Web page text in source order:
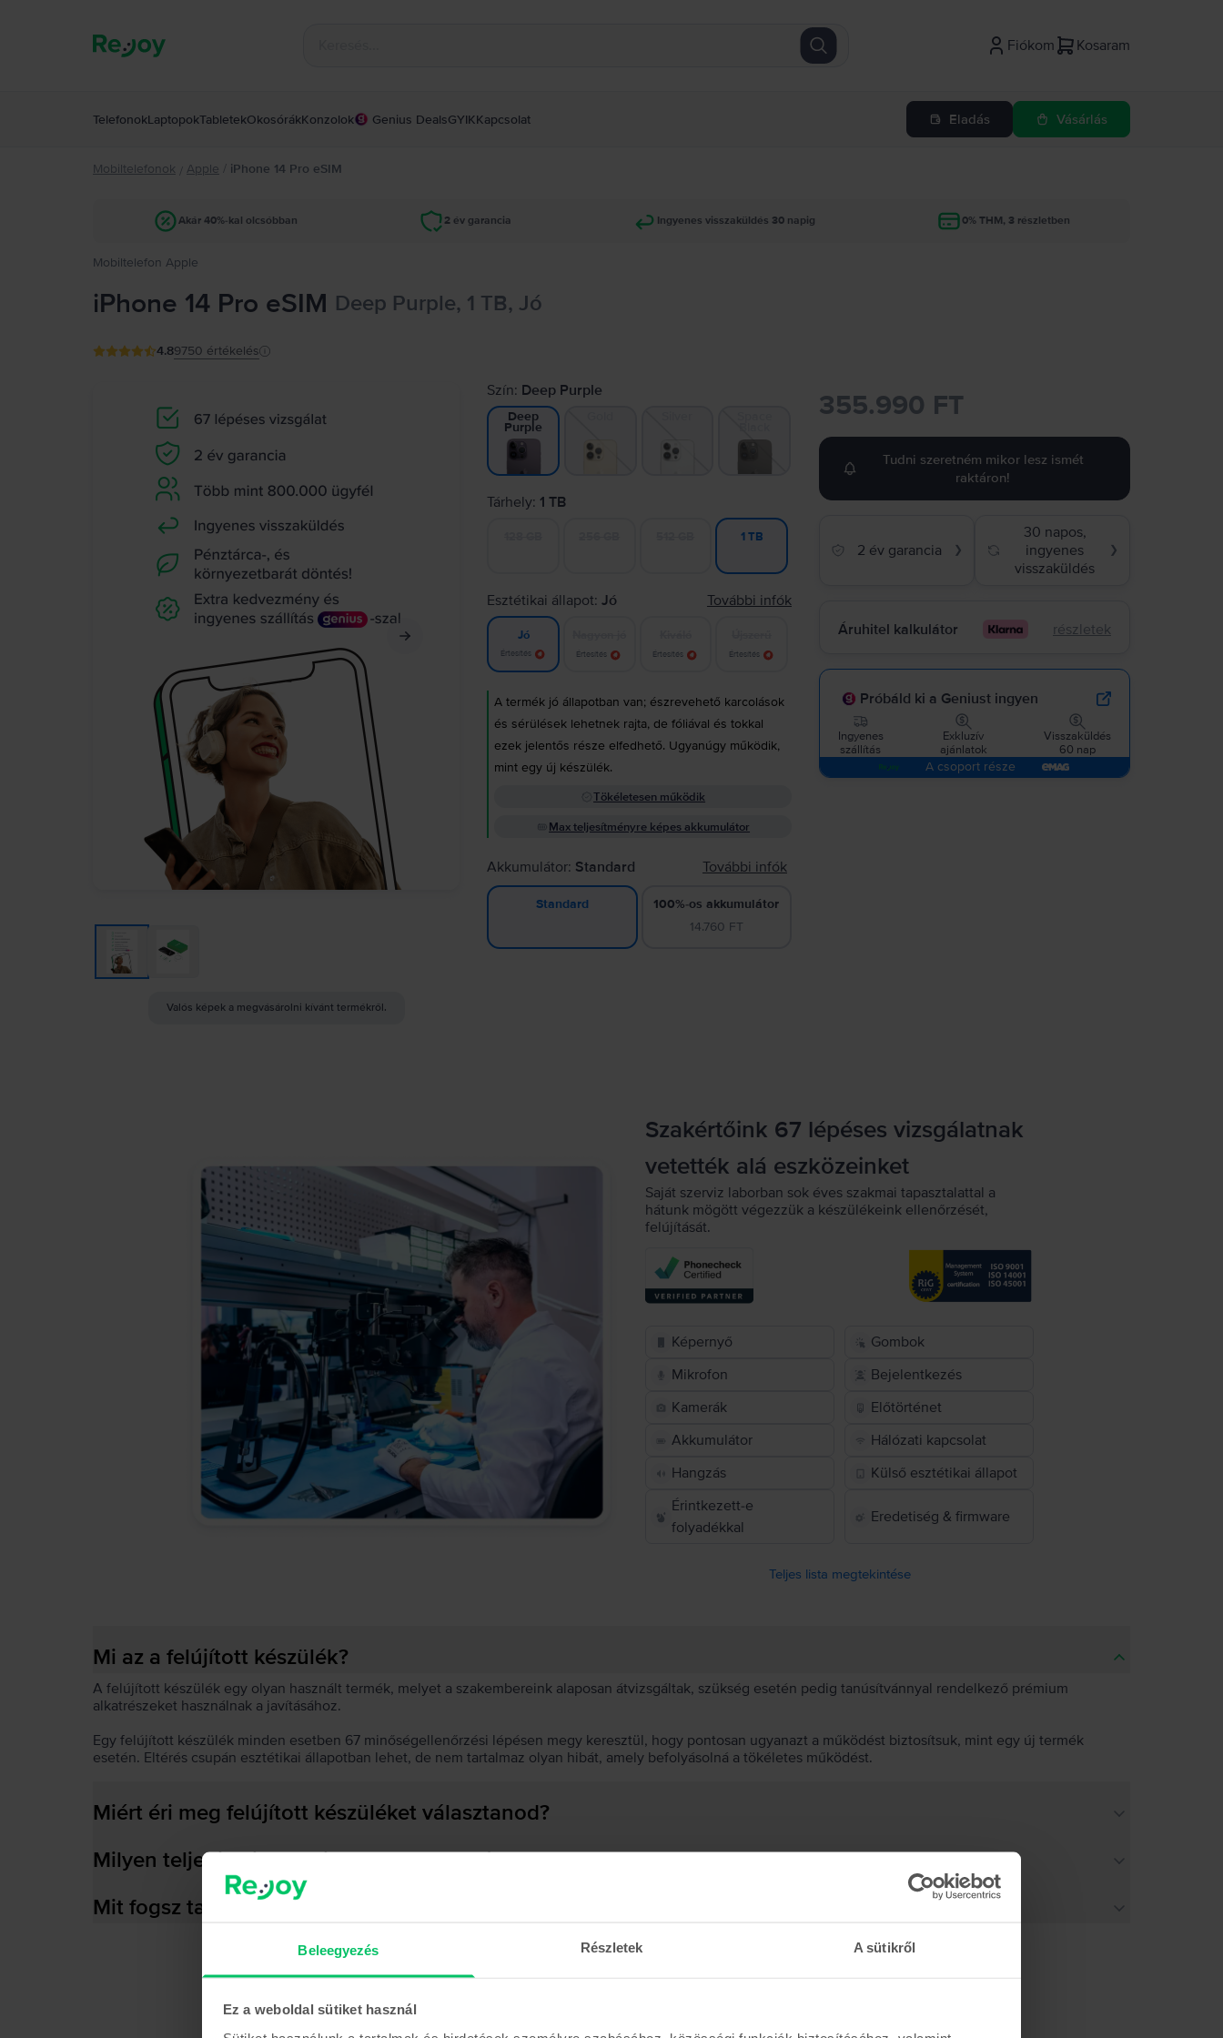
Beleegyezés Részletek A sütikről
Ez a weboldal sütiket használ
Fiókom Kosaram
TelefonokLaptopokTabletekOkosórákKonzolok Genius DealsGYIKKapcsolat Eladás Vásárlás
Mobiltelefonok / Apple / iPhone 14 Pro eSIM
Akár 40%-kal olcsóbban 2 év garancia Ingyenes visszaküldés 30 napig 0% THM, 3 részletben
Mobiltelefon Apple
iPhone 14 Pro eSIM Deep Purple, 1 TB, Jó
4.89750 értékelés
Valós képek a megvásárolni kívánt termékről.
Szín: Deep Purple
Deep
Purple
Tárhely: 1 TB
1 TB
Esztétikai állapot:Jó További infók
Jó
Értesítés Értesítés Értesítés Értesítés
A termék jó állapotban van; észrevehető karcolások
és sérülések lehetnek rajta, de fóliával és tokkal
ezek jelentős része elfedhető. Ugyanúgy működik,
mint egy új készülék.
Tökéletesen működik
Max teljesítményre képes akkumulátor
Akkumulátor: Standard További infók
Standard
100%-os akkumulátor
14.760 FT
355.990 FT
Tudni szeretném mikor lesz ismét
raktáron!
2 év garancia ❯
30 napos,
ingyenes
visszaküldés
❯
Áruhitel kalkulátor részletek
Próbáld ki a Geniust ingyen
Ingyenes
szállítás
Exkluzív
ajánlatok
Visszaküldés
60 nap
A csoport része
Szakértőink 67 lépéses vizsgálatnak
vetették alá eszközeinket
Saját szerviz laborban sok éves szakmai tapasztalattal a
hátunk mögött végezzük a készülékeink ellenőrzését,
felújítását.
Képernyő
Gombok
Mikrofon
Bejelentkezés
Kamerák
Előtörténet
Akkumulátor
Hálózati kapcsolat
Hangzás
Külső esztétikai állapot
Érintkezett-e
folyadékkal
Eredetiség & firmware
Teljes lista megtekintése
Mi az a felújított készülék?
A felújított készülék egy olyan használt termék, melyet a szakembereink alaposan átvizsgáltak, szükség esetén pedig tanúsítvánnyal rendelkező prémium
alkatrészeket használnak a javításához.
Egy felújított készülék minden esetben 67 minőségellenőrzési lépésen megy keresztül, hogy pontosan ugyanazt a működést biztosítsuk, mint egy új termék
esetén. Eltérés csupán esztétikai állapotban lehet, de nem tartalmaz olyan hibát, amely befolyásolná a tökéletes működést.
Miért éri meg felújított készüléket választanod?
Milyen teljesítményre képes az akkumulátor?
Mit fogsz találni a dobozban?